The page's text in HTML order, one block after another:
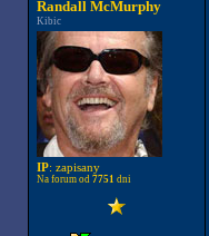
Randall McMurphy
Kibic
IP: zapisany
Na forum od 7751 dni